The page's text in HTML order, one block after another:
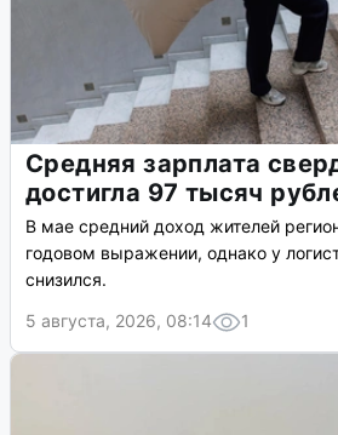
Средняя зарплата
достигла 97 тысяч
В мае средний доход жителей
годовом выражении, однако у
снизился.
5 августа, 2026, 08:14
1